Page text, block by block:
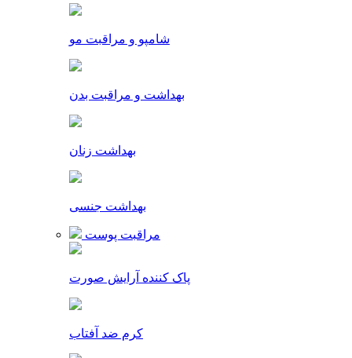
شامپو و مراقبت مو
بهداشت و مراقبت بدن
بهداشت زنان
بهداشت جنسی
مراقبت پوست
پاک کننده آرایش صورت
کرم ضد آفتاب